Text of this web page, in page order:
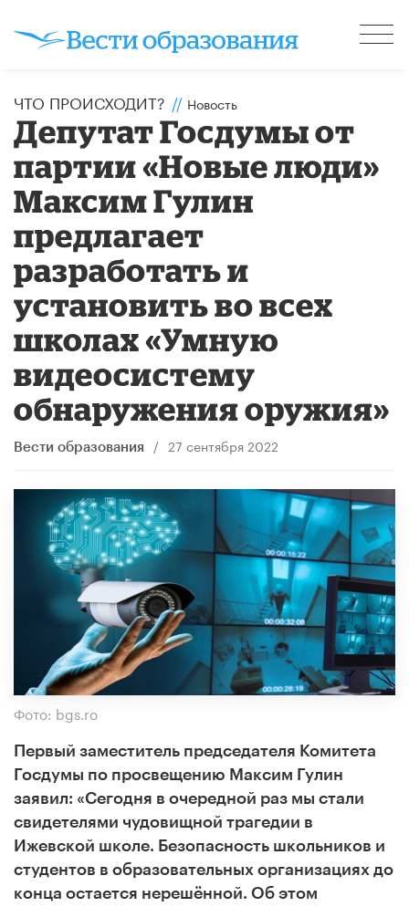
ЧТО ПРОИСХОДИТ? // Новость
Депутат Госдумы от
партии «Новые люди»
Максим Гулин
предлагает
разработать и
установить во всех
школах «Умную
видеосистему
обнаружения оружия»
Вести образования / 27 сентября 2022
Фото: bgs.ro
Первый заместитель председателя Комитета
Госдумы по просвещению Максим Гулин
заявил: «Сегодня в очередной раз мы стали
свидетелями чудовищной трагедии в
Ижевской школе. Безопасность школьников и
студентов в образовательных организациях до
конца остается нерешённой. Об этом